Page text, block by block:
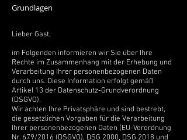
Grundlagen
Lieber Gast,
im Folgenden informieren wir Sie über Ihre
Rechte im Zusammenhang mit der Erhebung und
Verarbeitung Ihrer personenbezogenen Daten
durch uns. Diese Information erfolgt gemäß
Artikel 13 der Datenschutz-Grundverordnung
(DSGVO).
Wir achten Ihre Privatsphäre und sind bestrebt,
die gesetzlichen Vorgaben für die Verarbeitung
Ihrer personenbezogenen Daten (EU-Verordnung
Nr. 679/2016 (DSGVO), DSG 2000, DSG 2018 und